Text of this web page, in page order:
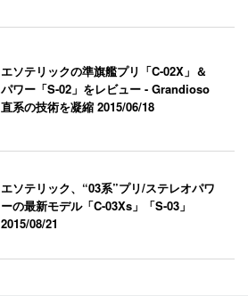
エソテリックの準旗艦プリ「C-02X」＆
パワー「S-02」をレビュー - Grandioso
直系の技術を凝縮2015/06/18
エソテリック、“03系”プリ/ステレオパワ
ーの最新モデル「C-03Xs」「S-03」
2015/08/21